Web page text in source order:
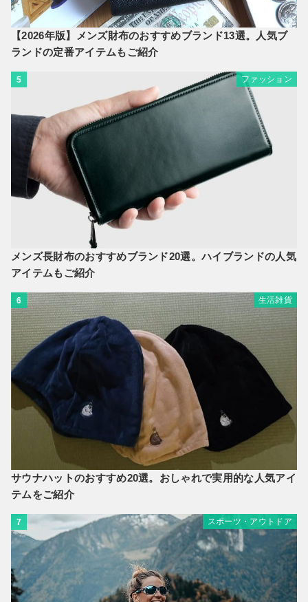
【2026年版】メンズ財布のおすすめブランド13選。人気ブ
ランドの定番アイテムもご紹介
5 ファッション
メンズ長財布のおすすめブランド20選。ハイブランドの人気
アイテムもご紹介
6 生活雑貨
サウナハットのおすすめ20選。おしゃれで実用的な人気アイ
テムをご紹介
7 スポーツ・アウトドア